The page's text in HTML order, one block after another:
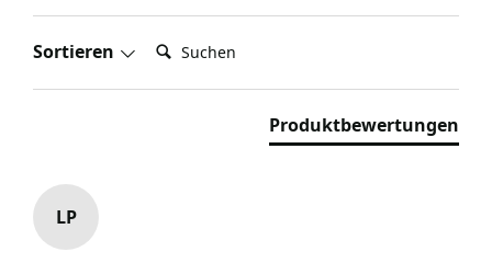
Sortieren Suchen:
Produktbewertungen
LP